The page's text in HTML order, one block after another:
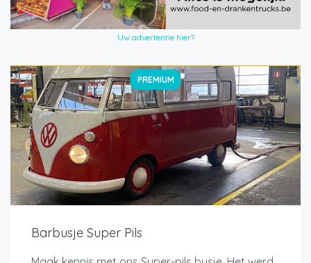
Uw advertentie hier?
PREMIUM
Barbusje Super Pils